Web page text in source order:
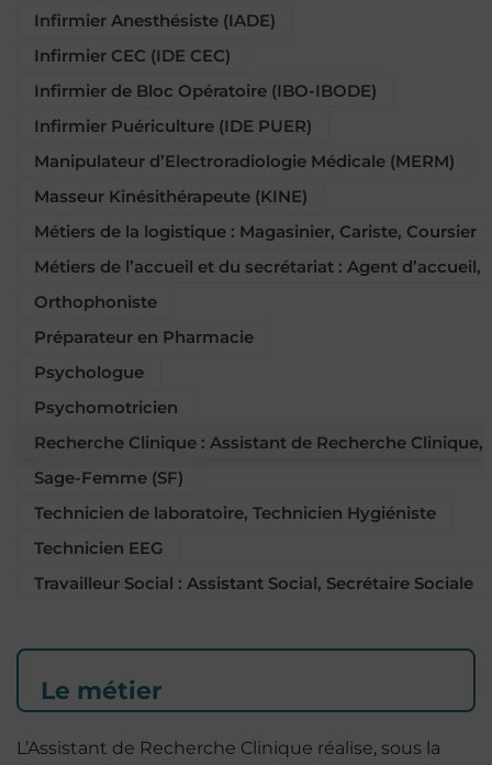
Infirmier Anesthésiste (IADE)
Infirmier CEC (IDE CEC)
Infirmier de Bloc Opératoire (IBO-IBODE)
Infirmier Puériculture (IDE PUER)
Manipulateur d’Electroradiologie Médicale (MERM)
Masseur Kinésithérapeute (KINE)
Métiers de la logistique : Magasinier, Cariste, Coursier
Métiers de l’accueil et du secrétariat : Agent
Orthophoniste
Préparateur en Pharmacie
Psychologue
Psychomotricien
Recherche Clinique : Assistant de Recherche
Sage-Femme (SF)
Technicien de laboratoire, Technicien Hygiéniste
Technicien EEG
Travailleur Social : Assistant Social, Secrétaire Sociale
Le métier
L’Assistant de Recherche Clinique réalise, sous la